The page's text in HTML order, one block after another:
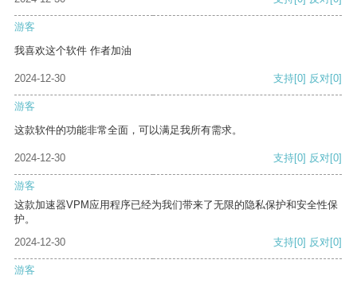
游客
我喜欢这个软件 作者加油
2024-12-30 支持[0] 反对[0]
游客
这款软件的功能非常全面，可以满足我所有需求。
2024-12-30 支持[0] 反对[0]
游客
这款加速器VPM应用程序已经为我们带来了无限的隐私保护和安全性保
护。
2024-12-30
支持[0] 反对[0]
游客